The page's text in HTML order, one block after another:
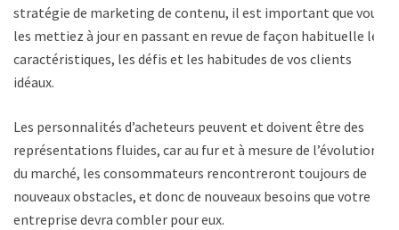
stratégie de marketing de contenu, il est important que vous
les mettiez à jour en passant en revue de façon habituelle les
caractéristiques, les défis et les habitudes de vos clients
idéaux.
Les personnalités d’acheteurs peuvent et doivent être des
représentations fluides, car au fur et à mesure de l’évolution
du marché, les consommateurs rencontreront toujours de
nouveaux obstacles, et donc de nouveaux besoins que votre
entreprise devra combler pour eux.